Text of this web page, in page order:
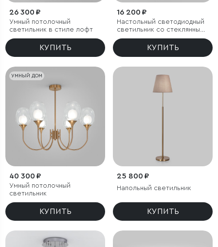
26 300 ₽
Умный потолочный
светильник в стиле лофт
КУПИТЬ
16 200 ₽
Настольный светодиодный
светильник со стеклянным
плафоном
КУПИТЬ
УМНЫЙ ДОМ
40 300 ₽
Умный потолочный
светильник
КУПИТЬ
25 800 ₽
Напольный светильник
КУПИТЬ